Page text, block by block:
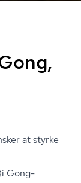
at styrke
Gong-